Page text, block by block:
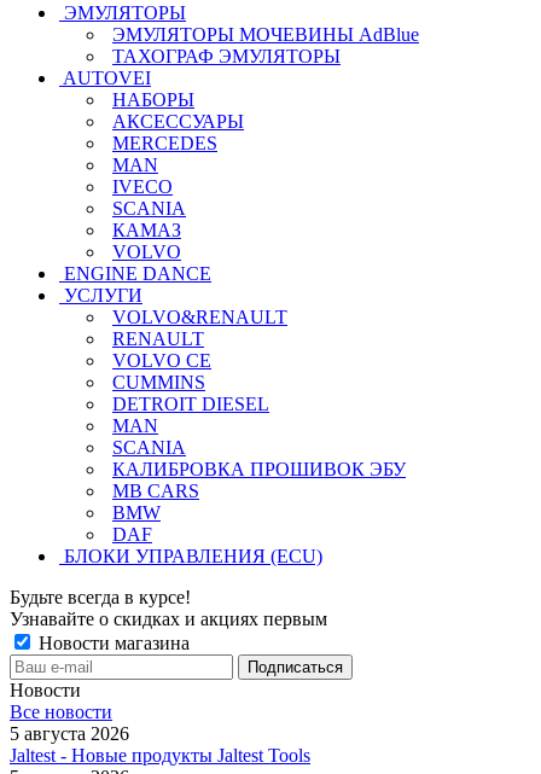
ЭМУЛЯТОРЫ
ЭМУЛЯТОРЫ МОЧЕВИНЫ АdBlue
ТАХОГРАФ ЭМУЛЯТОРЫ
AUTOVEI
НАБОРЫ
АКСЕССУАРЫ
MERCEDES
MAN
IVECO
SCANIA
КАМАЗ
VOLVO
ENGINE DANCE
УСЛУГИ
VOLVO&RENAULT
RENAULT
VOLVO CE
CUMMINS
DETROIT DIESEL
MAN
SCANIA
КАЛИБРОВКА ПРОШИВОК ЭБУ
MB CARS
BMW
DAF
БЛОКИ УПРАВЛЕНИЯ (ECU)
Будьте всегда в курсе!
Узнавайте о скидках и акциях первым
Новости магазина
Новости
Все новости
5 августа 2026
Jaltest - Новые продукты Jaltest Tools